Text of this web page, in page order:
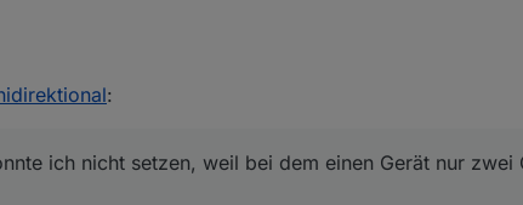
konnte ich nicht setzen, weil bei dem einen Gerät nur zwei
:
ich nicht setzen, weil bei dem einen Gerät nur zwei